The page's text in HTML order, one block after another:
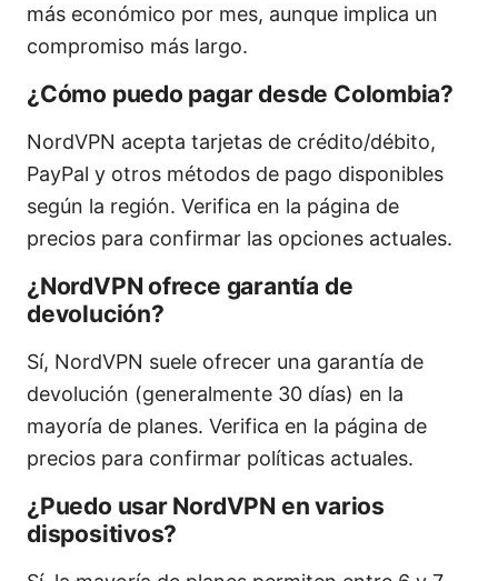
más económico por mes, aunque implica un
compromiso más largo.
¿Cómo puedo pagar desde Colombia?
NordVPN acepta tarjetas de crédito/débito,
PayPal y otros métodos de pago disponibles
según la región. Verifica en la página de
precios para confirmar las opciones actuales.
¿NordVPN ofrece garantía de
devolución?
Sí, NordVPN suele ofrecer una garantía de
devolución (generalmente 30 días) en la
mayoría de planes. Verifica en la página de
precios para confirmar políticas actuales.
¿Puedo usar NordVPN en varios
dispositivos?